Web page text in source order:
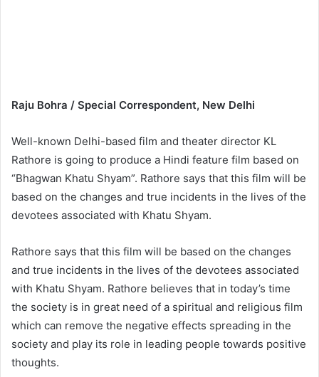
Raju Bohra / Special Correspondent, New Delhi
Well-known Delhi-based film and theater director KL
Rathore is going to produce a Hindi feature film based on
“Bhagwan Khatu Shyam”. Rathore says that this film will be
based on the changes and true incidents in the lives of the
devotees associated with Khatu Shyam.
Rathore says that this film will be based on the changes
and true incidents in the lives of the devotees associated
with Khatu Shyam. Rathore believes that in today’s time
the society is in great need of a spiritual and religious film
which can remove the negative effects spreading in the
society and play its role in leading people towards positive
thoughts.